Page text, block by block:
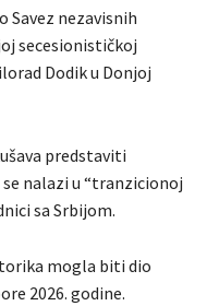
Savez nezavisnih
secesionističkoj
Dodiku Donjoj
predstaviti
nalazi u “tranzicionoj
sa Srbijom.
mogla biti dio
2026. godine.